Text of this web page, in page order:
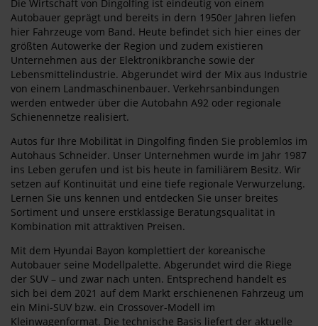
Die Wirtschaft von Dingolfing ist eindeutig von einem
Autobauer geprägt und bereits in dern 1950er Jahren liefen
hier Fahrzeuge vom Band. Heute befindet sich hier eines der
größten Autowerke der Region und zudem existieren
Unternehmen aus der Elektronikbranche sowie der
Lebensmittelindustrie. Abgerundet wird der Mix aus Industrie
von einem Landmaschinenbauer. Verkehrsanbindungen
werden entweder über die Autobahn A92 oder regionale
Schienennetze realisiert.
Autos für Ihre Mobilität in Dingolfing finden Sie problemlos im
Autohaus Schneider. Unser Unternehmen wurde im Jahr 1987
ins Leben gerufen und ist bis heute in familiärem Besitz. Wir
setzen auf Kontinuität und eine tiefe regionale Verwurzelung.
Lernen Sie uns kennen und entdecken Sie unser breites
Sortiment und unsere erstklassige Beratungsqualität in
Kombination mit attraktiven Preisen.
Mit dem Hyundai Bayon komplettiert der koreanische
Autobauer seine Modellpalette. Abgerundet wird die Riege
der SUV – und zwar nach unten. Entsprechend handelt es
sich bei dem 2021 auf dem Markt erschienenen Fahrzeug um
ein Mini-SUV bzw. ein Crossover-Modell im
Kleinwagenformat. Die technische Basis liefert der aktuelle